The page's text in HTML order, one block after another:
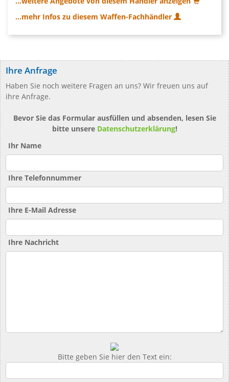
...mehr Infos zu diesem Waffen-Fachhändler
Ihre Anfrage
Haben Sie noch weitere Fragen an uns? Wir freuen uns auf
ihre Anfrage.
Bevor Sie das Formular ausfüllen und absenden, lesen Sie
bitte unsere Datenschutzerklärung!
Ihr Name
Ihre Telefonnummer
Ihre E-Mail Adresse
Ihre Nachricht
Bitte geben Sie hier den Text ein: